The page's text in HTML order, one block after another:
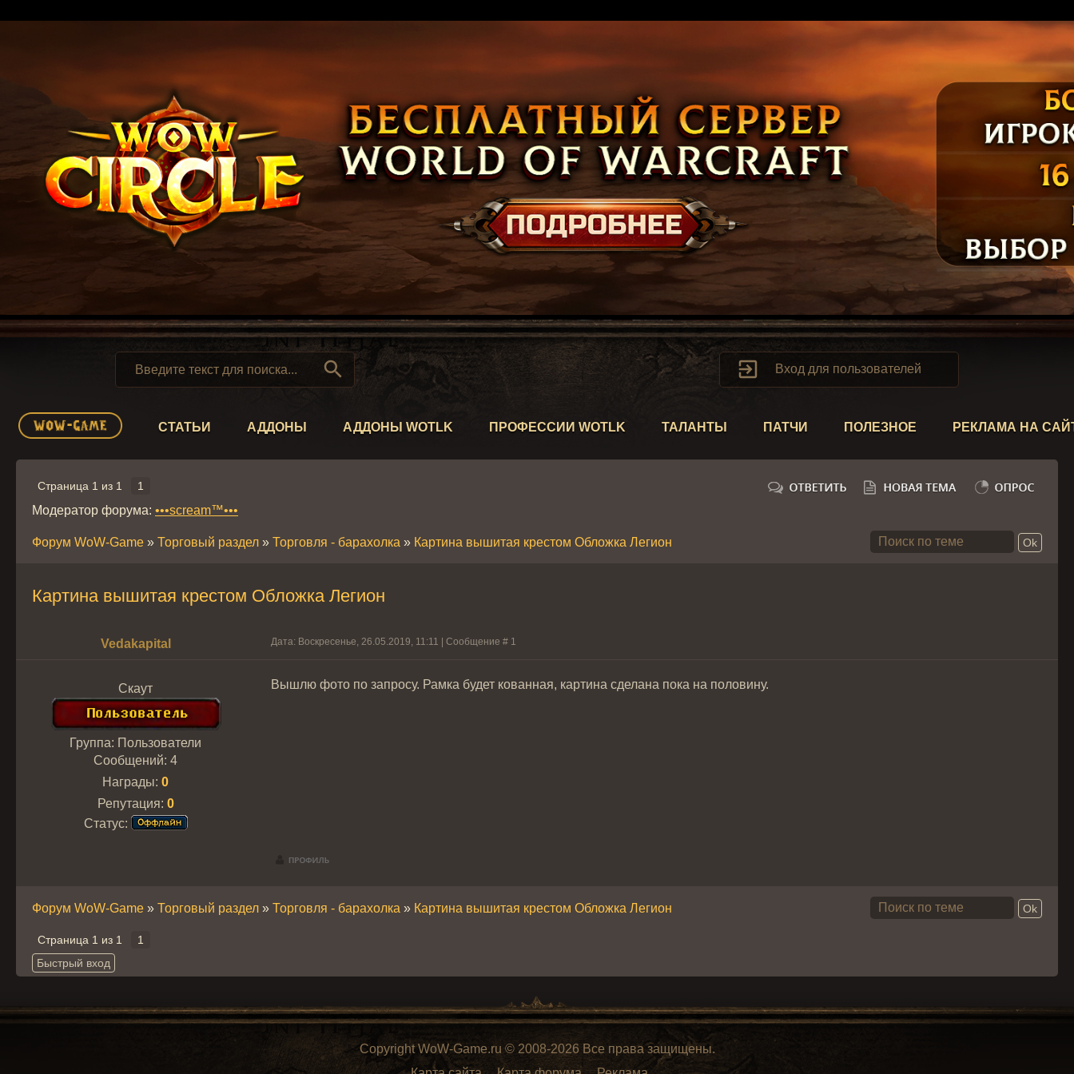
  Вход для пользователей
СТАТЬИ АДДОНЫ АДДОНЫ WOTLK ПРОФЕССИИ WOTLK ТАЛАНТЫ ПАТЧИ ПОЛЕЗНОЕ РЕКЛАМА НА
Страница 1 из 1 1
Модератор форума: •••scream™•••
Форум WoW-Game » Торговый раздел » Торговля - барахолка » Картина вышитая крестом Обложка Легион
Картина вышитая крестом Обложка Легион
Vedakapital Дата: Воскресенье, 26.05.2019, 11:11 | Сообщение # 1
Скаут
Группа: Пользователи
Сообщений: 4
Награды: 0
Репутация: 0
Статус:
Вышлю фото по запросу. Рамка будет кованная, картина сделана пока на половину.
Форум WoW-Game » Торговый раздел » Торговля - барахолка » Картина вышитая крестом Обложка Легион
Страница 1 из 1 1
Copyright WoW-Game.ru © 2008-2026 Все права защищены.